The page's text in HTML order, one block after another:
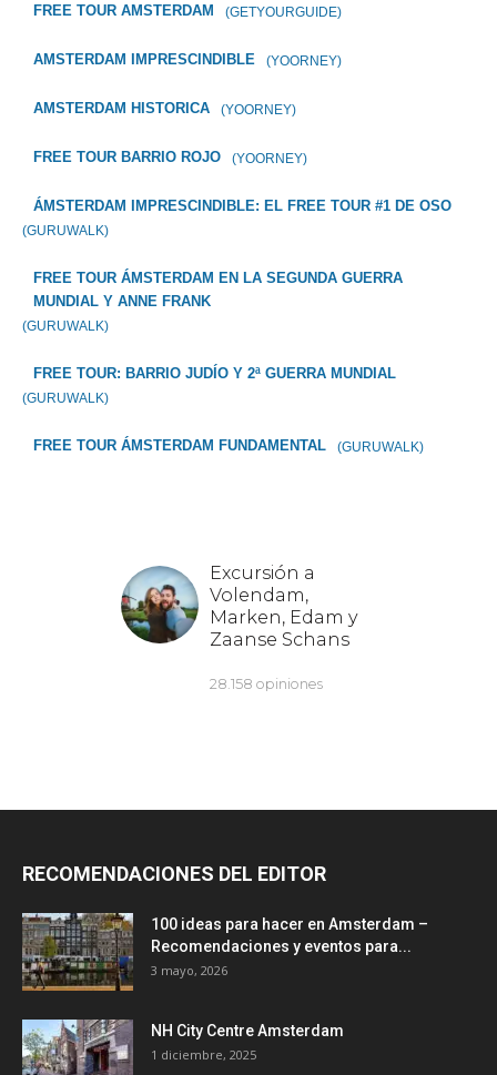
FREE TOUR AMSTERDAM (GETYOURGUIDE)
AMSTERDAM IMPRESCINDIBLE (YOORNEY)
AMSTERDAM HISTORICA (YOORNEY)
FREE TOUR BARRIO ROJO (YOORNEY)
ÁMSTERDAM IMPRESCINDIBLE: EL FREE TOUR #1 DE OSO
(GURUWALK)
FREE TOUR ÁMSTERDAM EN LA SEGUNDA GUERRA
MUNDIAL Y ANNE FRANK
(GURUWALK)
FREE TOUR: BARRIO JUDÍO Y 2ª GUERRA MUNDIAL
(GURUWALK)
FREE TOUR ÁMSTERDAM FUNDAMENTAL (GURUWALK)
RECOMENDACIONES DEL EDITOR
100 ideas para hacer en Amsterdam –
Recomendaciones y eventos para...
3 mayo, 2026
NH City Centre Amsterdam
1 diciembre, 2025